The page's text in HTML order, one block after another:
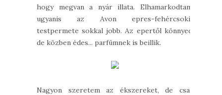
hogy megvan a nyár illata. Elhamarkodtam,
ugyanis az Avon epres-fehércsokis
testpermete sokkal jobb. Az epertől könnyed,
de közben édes... parfümnek is beillik.
Nagyon szeretem az ékszereket, de csak